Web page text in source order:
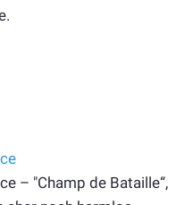
– "Champ de Bataille“,